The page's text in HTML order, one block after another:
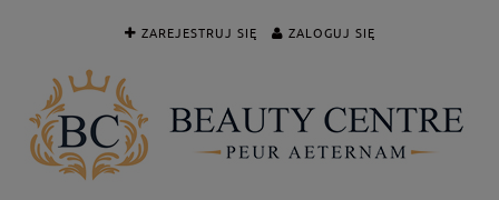
ZAREJESTRUJ SIĘ ZALOGUJ SIĘ